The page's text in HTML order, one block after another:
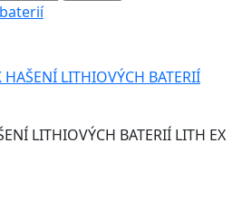
HAŠENÍ LITHIOVÝCH BATERIÍ
LITHIOVÝCH BATERIÍ LITH EX